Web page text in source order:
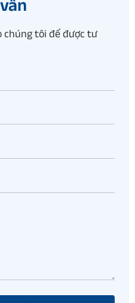
chúng tôi để được tư